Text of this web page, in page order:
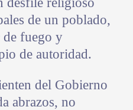
de un poblado,
de fuego y
de autoridad.
del Gobierno
abrazos, no